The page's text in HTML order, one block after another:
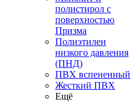
полистирол с
поверхностью
Призма
Полиэтилен
низкого давления
(ПНД)
ПВХ вспененный
Жесткий ПВХ
Ещё